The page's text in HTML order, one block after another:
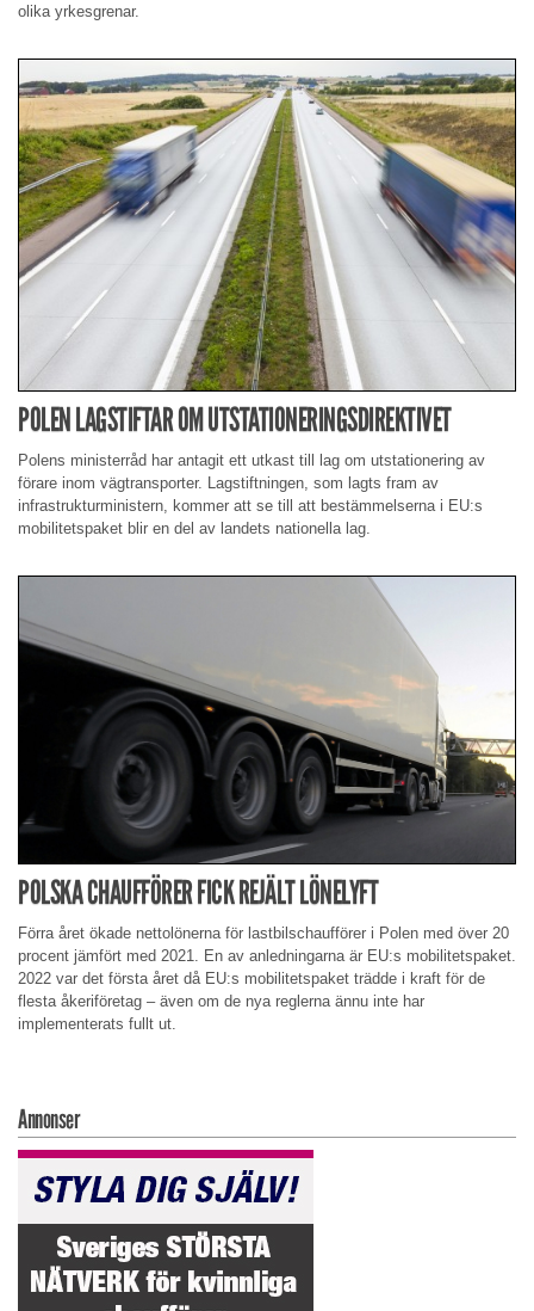
olika yrkesgrenar.
POLEN LAGSTIFTAR OM UTSTATIONERINGSDIREKTIVET
Polens ministerråd har antagit ett utkast till lag om utstationering av
förare inom vägtransporter. Lagstiftningen, som lagts fram av
infrastrukturministern, kommer att se till att bestämmelserna i EU:s
mobilitetspaket blir en del av landets nationella lag.
POLSKA CHAUFFÖRER FICK REJÄLT LÖNELYFT
Förra året ökade nettolönerna för lastbilschaufförer i Polen med över 20
procent jämfört med 2021. En av anledningarna är EU:s mobilitetspaket.
2022 var det första året då EU:s mobilitetspaket trädde i kraft för de
flesta åkeriföretag – även om de nya reglerna ännu inte har
implementerats fullt ut.
Annonser